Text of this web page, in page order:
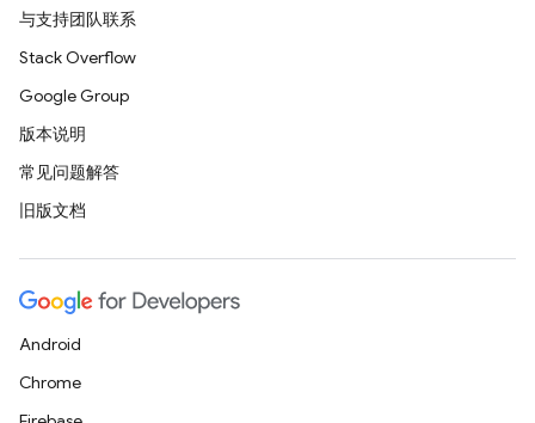
与支持团队联系
Stack Overflow
Google Group
版本说明
常见问题解答
旧版文档
Android
Chrome